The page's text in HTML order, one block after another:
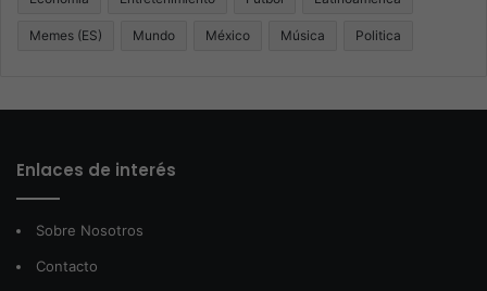
Memes (ES) Mundo México Música Politica
Enlaces de interés
Sobre Nosotros
Contacto